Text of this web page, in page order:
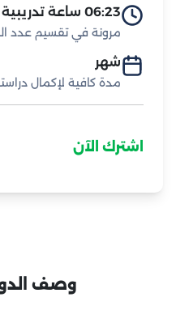
06:23 ساعة تدريبية
مرونة في تقسيم عدد
شهر
مدة كافية لإكمال
اشترك الآن
وصف